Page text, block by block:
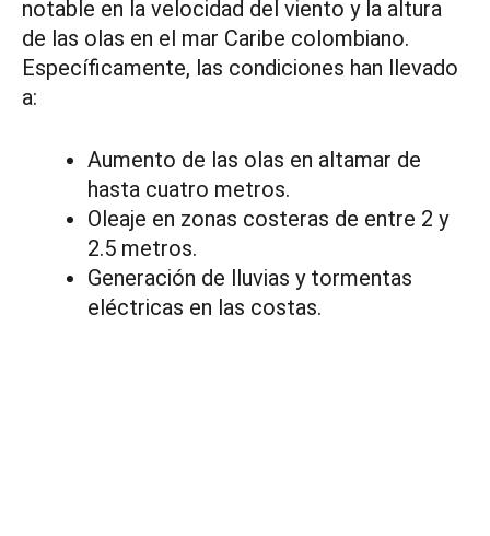
notable en la velocidad del viento y la altura
de las olas en el mar Caribe colombiano.
Específicamente, las condiciones han llevado
a:
Aumento de las olas en altamar de
hasta cuatro metros.
Oleaje en zonas costeras de entre 2 y
2.5 metros.
Generación de lluvias y tormentas
eléctricas en las costas.